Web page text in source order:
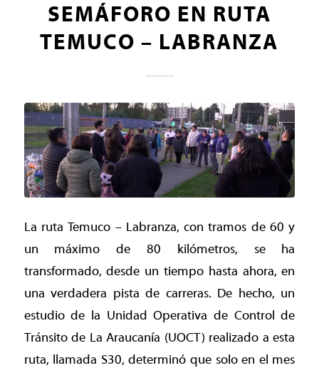
SEMÁFORO EN RUTA
TEMUCO – LABRANZA
La ruta Temuco – Labranza, con tramos de 60 y
un máximo de 80 kilómetros, se ha
transformado, desde un tiempo hasta ahora, en
una verdadera pista de carreras. De hecho, un
estudio de la Unidad Operativa de Control de
Tránsito de La Araucanía (UOCT) realizado a esta
ruta, llamada S30, determinó que solo en el mes